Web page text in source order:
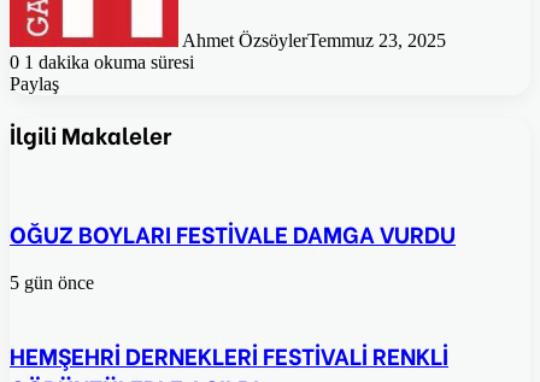
Ahmet ÖzsöylerTemmuz 23, 2025
0 1 dakika okuma süresi
Paylaş
Posta
ile
İlgili Makaleler
OĞUZ BOYLARI FESTİVALE DAMGA VURDU
5 gün önce
HEMŞEHRİ DERNEKLERİ FESTİVALİ RENKLİ